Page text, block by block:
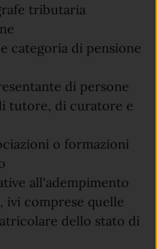
tributaria
categoria di pensione
di persone
tutore, di curatore e
o formazioni
all'adempimento
comprese quelle
dello stato di